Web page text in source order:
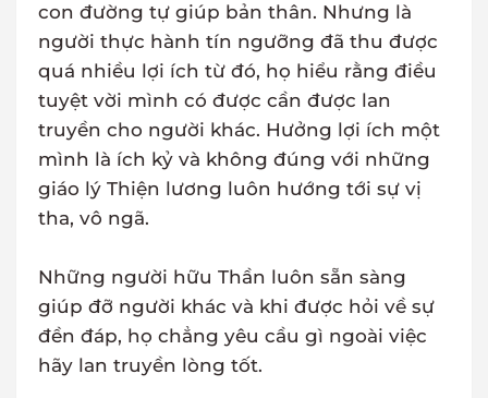
con đường tự giúp bản thân. Nhưng là
người thực hành tín ngưỡng đã thu được
quá nhiều lợi ích từ đó, họ hiểu rằng điều
tuyệt vời mình có được cần được lan
truyền cho người khác. Hưởng lợi ích một
mình là ích kỷ và không đúng với những
giáo lý Thiện lương luôn hướng tới sự vị
tha, vô ngã.
Những người hữu Thần luôn sẵn sàng
giúp đỡ người khác và khi được hỏi về sự
đền đáp, họ chẳng yêu cầu gì ngoài việc
hãy lan truyền lòng tốt.